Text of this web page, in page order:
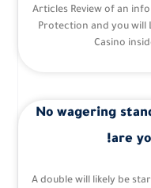
Articles Review of an
Protection and you will
Casino
No wagering
are
A double will likely be